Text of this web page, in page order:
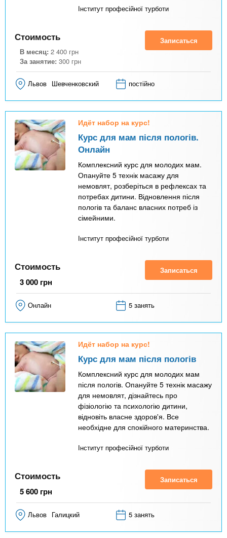
Інститут професійної турботи
Стоимость
В месяц: 2 400 грн
За занятие: 300 грн
Записаться
Львов Шевченковский постійно
Идёт набор на курс!
Курс для мам після пологів.
Онлайн
Комплексний курс для молодих мам.
Опануйте 5 технік масажу для
немовлят, розберіться в рефлексах та
потребах дитини. Відновлення після
пологів та баланс власних потреб із
сімейними.
Інститут професійної турботи
Стоимость
3 000 грн
Записаться
Онлайн 5 занять
Идёт набор на курс!
Курс для мам після пологів
Комплексний курс для молодих мам
після пологів. Опануйте 5 технік масажу
для немовлят, дізнайтесь про
фізіологію та психологію дитини,
відновіть власне здоров'я. Все
необхідне для спокійного материнства.
Інститут професійної турботи
Стоимость
5 600 грн
Записаться
Львов Галицкий 5 занять